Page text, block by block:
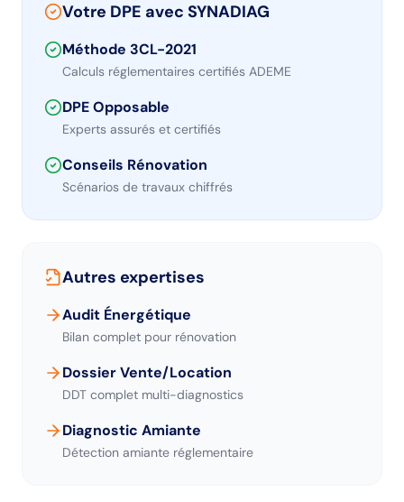
Votre DPE avec SYNADIAG
Méthode 3CL-2021
Calculs réglementaires certifiés ADEME
DPE Opposable
Experts assurés et certifiés
Conseils Rénovation
Scénarios de travaux chiffrés
Autres expertises
Audit Énergétique
Bilan complet pour rénovation
Dossier Vente/Location
DDT complet multi-diagnostics
Diagnostic Amiante
Détection amiante réglementaire